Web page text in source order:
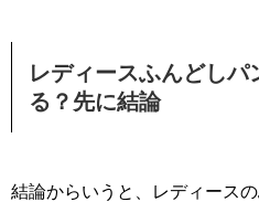
レディースふんどしパ
る？先に結論
結論からいうと、レディース